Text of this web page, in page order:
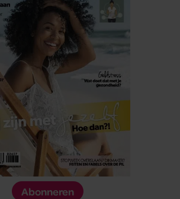
Abonneren